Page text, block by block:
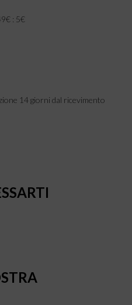
: 5€
14 giorni dal ricevimento